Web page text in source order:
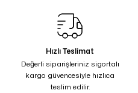
Hızlı Teslimat
Değerli siparişleriniz sigortalı
kargo güvencesiyle hızlıca
teslim edilir.